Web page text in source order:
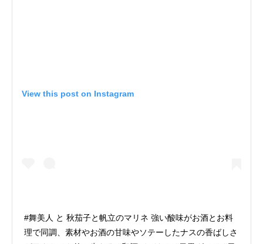
View this post on Instagram
#舞美人 と 秋茄子と帆立のマリネ 強い酸味がお酒とお料
理で同調、素材やお酒の甘味やソテーしたナスの香ばしさ